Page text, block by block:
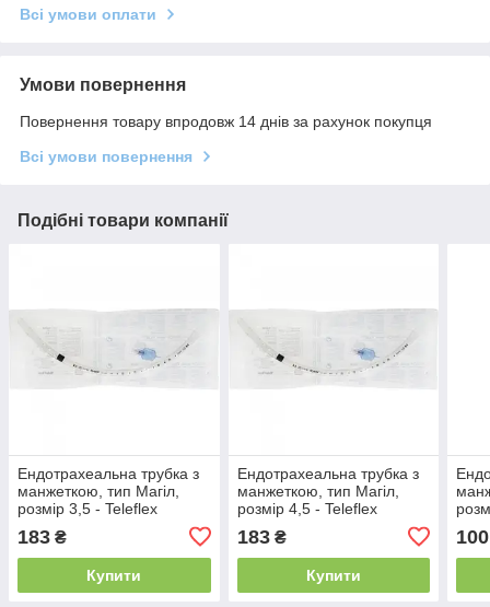
Всі умови оплати
Умови повернення
Повернення товару впродовж 14 днів за рахунок покупця
Всі умови повернення
Подібні товари компанії
Ендотрахеальна трубка з
манжеткою, тип Магіл,
розмір 3,5 - Teleflex
183 ₴
Купити
Ендотрахеальна трубка з
манжеткою, тип Магіл,
розмір 4,5 - Teleflex
183₴
Купити
100